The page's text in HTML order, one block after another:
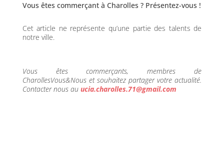
Vous êtes commerçant à Charolles ? Présentez-vous !
Cet article ne représente qu’une partie des talents de
notre ville.
Vous êtes commerçants, membres de
CharollesVous&Nous et souhaitez partager votre actualité.
Contacter nous au ucia.charolles.71@gmail.com